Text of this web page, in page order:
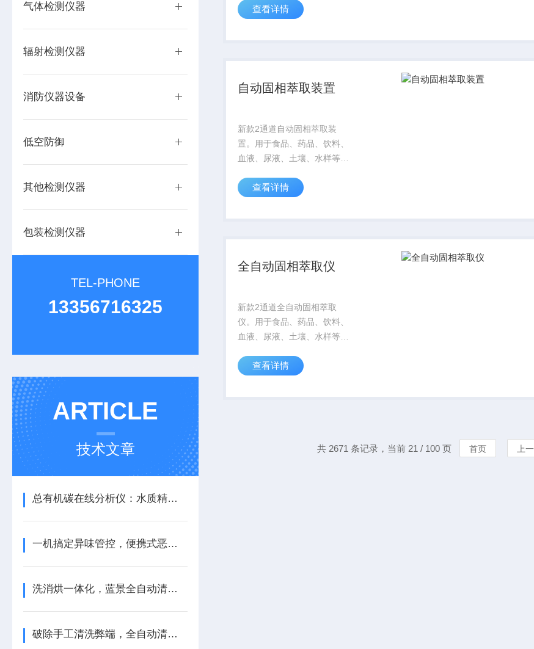
气体检测仪器
辐射检测仪器
消防仪器设备
低空防御
其他检测仪器
包装检测仪器
TEL-PHONE
13356716325
ARTICLE
技术文章
总有机碳在线分析仪：水质精细化监测的实用设备
一机搞定异味管控，便携式恶臭分析仪实用价值解析
洗消烘一体化，蓝景全自动清洗机多维功能优势盘点
破除手工清洗弊端，全自动清洗机深耕多领域科研场景
和净化，尤其适合于小体积液
是气相、液相色谱或质谱仪器
查看详情
自动固相萃取装置
新款2通道自动固相萃取装
置。用于食品、药品、饮料、
血液、尿液、土壤、水样等样
和净化，尤其适合于小体积液
是气相、液相色谱或质谱仪器
查看详情
全自动固相萃取仪
新款2通道全自动固相萃取
仪。用于食品、药品、饮料、
血液、尿液、土壤、水样等样
和净化，尤其适合于小体积液
是气相、液相色谱或质谱仪器
查看详情
共 2671 条记录，当前 21 / 100 页 首页 上